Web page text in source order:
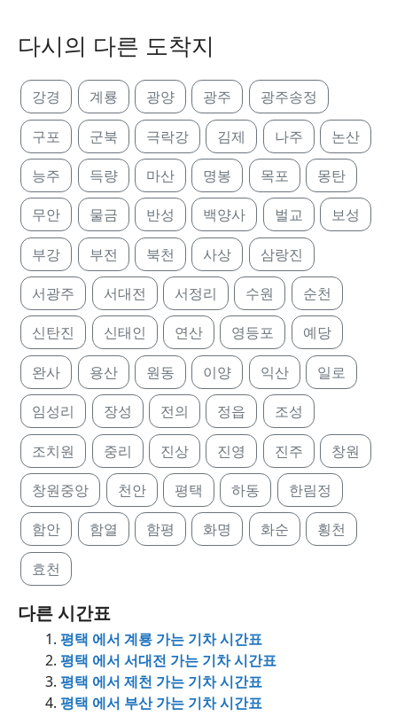
다시의 다른 도착지
강경 계룡 광양 광주 광주송정
구포 군북 극락강 김제 나주 논산
능주 득량 마산 명봉 목포 몽탄
무안 물금 반성 백양사 벌교 보성
부강 부전 북천 사상 삼랑진
서광주 서대전 서정리 수원 순천
신탄진 신태인 연산 영등포 예당
완사 용산 원동 이양 익산 일로
임성리 장성 전의 정읍 조성
조치원 중리 진상 진영 진주 창원
창원중앙 천안 평택 하동 한림정
함안 함열 함평 화명 화순 횡천
효천
다른 시간표
평택 에서 계룡 가는 기차 시간표
평택 에서 서대전 가는 기차 시간표
평택 에서 제천 가는 기차 시간표
평택 에서 부산 가는 기차 시간표